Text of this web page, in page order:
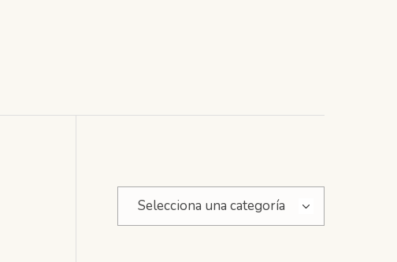
Selecciona una categoría